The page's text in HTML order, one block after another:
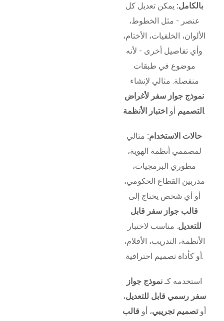
بالكامل: يمكن تعديل كل
عنصر - مثل الخطوط،
الألوان، الخلفيات، الأختام،
وأي تفاصيل أخرى - لأنه
موضوع في طبقات
منفصلة. مثالي لإنشاء
نموذج جواز سفر لأغراض
التصميم أو اختبار الأنظمة .
حالات الاستخدام: مثالي
لمصممي أنظمة الهوية،
مطوري البرمجيات،
مدربين القطاع الحكومي،
أو أي شخص يحتاج إلى
قالب جواز سفر قابل
للتعديل. مناسب لاختبار
الأنظمة، التدريب، الأفلام،
أو كأداة تصميم احترافية.
استخدمه كـنموذج جواز
سفر رسمي قابل للتعديل،
أوتصميم تجريبي، أو قالب